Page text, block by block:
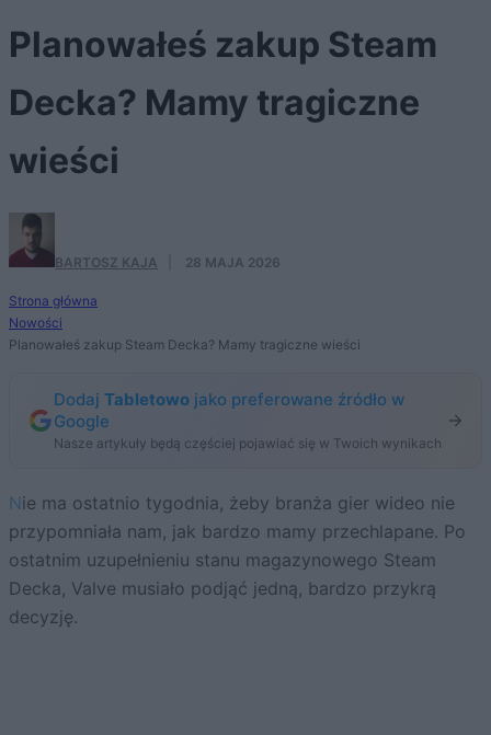
Planowałeś zakup Steam
Decka? Mamy tragiczne
wieści
BARTOSZ KAJA 28 MAJA 2026
Strona główna
Nowości
Planowałeś zakup Steam Decka? Mamy tragiczne wieści
Dodaj Tabletowo jako preferowane źródło w
Google
Nasze artykuły będą częściej pojawiać się w Twoich wynikach
Nie ma ostatnio tygodnia, żeby branża gier wideo nie
przypomniała nam, jak bardzo mamy przechlapane. Po
ostatnim uzupełnieniu stanu magazynowego Steam
Decka, Valve musiało podjąć jedną, bardzo przykrą
decyzję.